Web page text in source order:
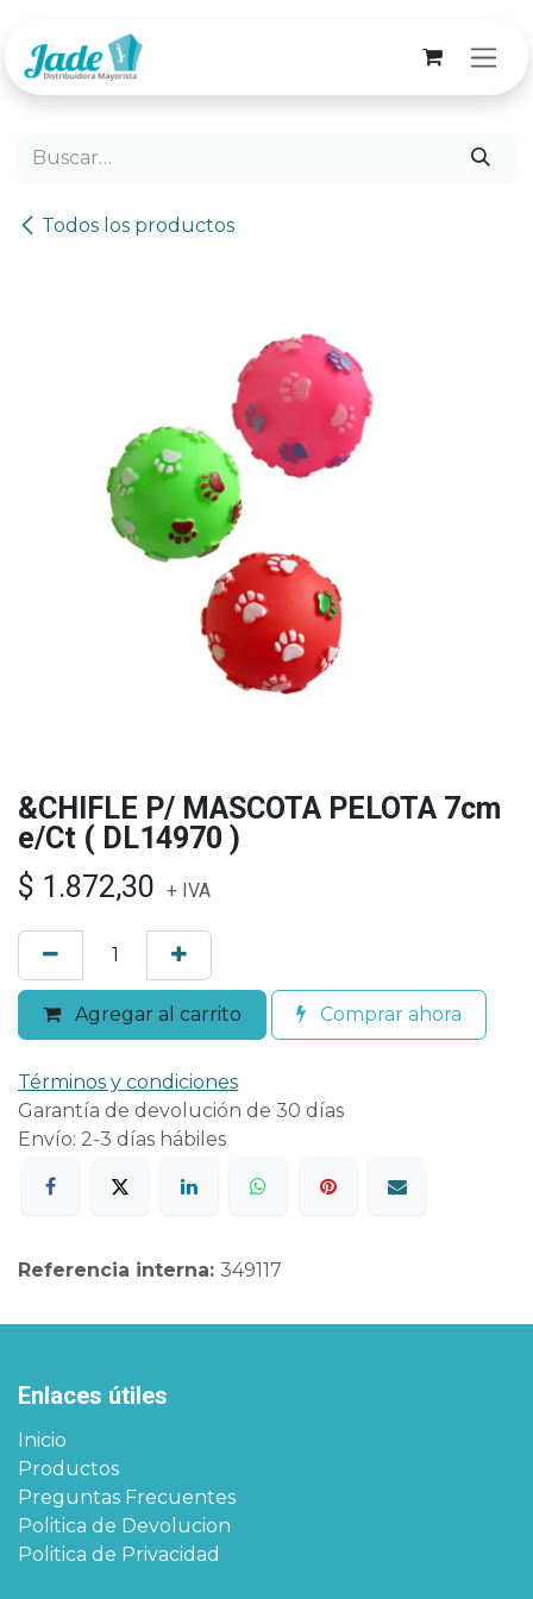
Todos los productos
&CHIFLE P/ MASCOTA PELOTA 7cm
e/Ct ( DL14970 )
$ 1.872,30 + IVA
Agregar al carrito Comprar ahora
Términos y condiciones
Garantía de devolución de 30 días
Envío: 2-3 días hábiles
Referencia interna: 349117
Enlaces útiles
Inicio
Productos
Preguntas Frecuentes
Politica de Devolucion
Politica de Privacidad